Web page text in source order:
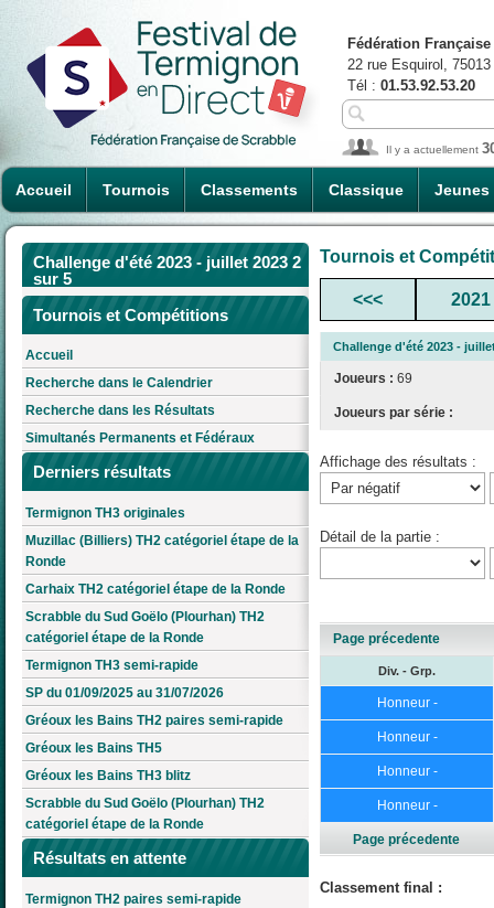
Accueil Tournois Classements Classique Jeunes
Fédération
22 rue Esquirol,
Tél : 01.53.92.53.20
Il y a actuellement
Challenge d'été 2023 - juillet 2023 2
sur 5
Tournois et Compétitions
Accueil
Recherche dans le Calendrier
Recherche dans les Résultats
Simultanés Permanents et Fédéraux
Derniers résultats
Termignon TH3 originales
Muzillac (Billiers) TH2 catégoriel étape de la
Ronde
Carhaix TH2 catégoriel étape de la Ronde
Scrabble du Sud Goëlo (Plourhan) TH2
catégoriel étape de la Ronde
Termignon TH3 semi-rapide
SP du 01/09/2025 au 31/07/2026
Gréoux les Bains TH2 paires semi-rapide
Gréoux les Bains TH5
Gréoux les Bains TH3 blitz
Scrabble du Sud Goëlo (Plourhan) TH2
catégoriel étape de la Ronde
Résultats en attente
Termignon TH2 paires semi-rapide
Tournois et
<<< 2021
Challenge d'été 2023 -
Joueurs : 69
Joueurs par série :
Affichage des résultats :
Détail de la partie :
Page précedente
Div. - Grp.
Honneur -
Honneur -
Honneur -
Honneur -
Page précedente
Classement final :